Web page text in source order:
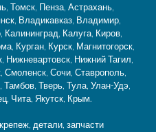
Томск, Пенза, Астрахань,
Владикавказ, Владимир,
Калуга, Киров,
Курган, Курск, Магнитогорск,
Нижний Тагил,
Смоленск, Сочи, Ставрополь,
Тамбов, Тверь, Тула, Улан-Удэ,
Чита, Якутск, Крым.
детали, запчасти